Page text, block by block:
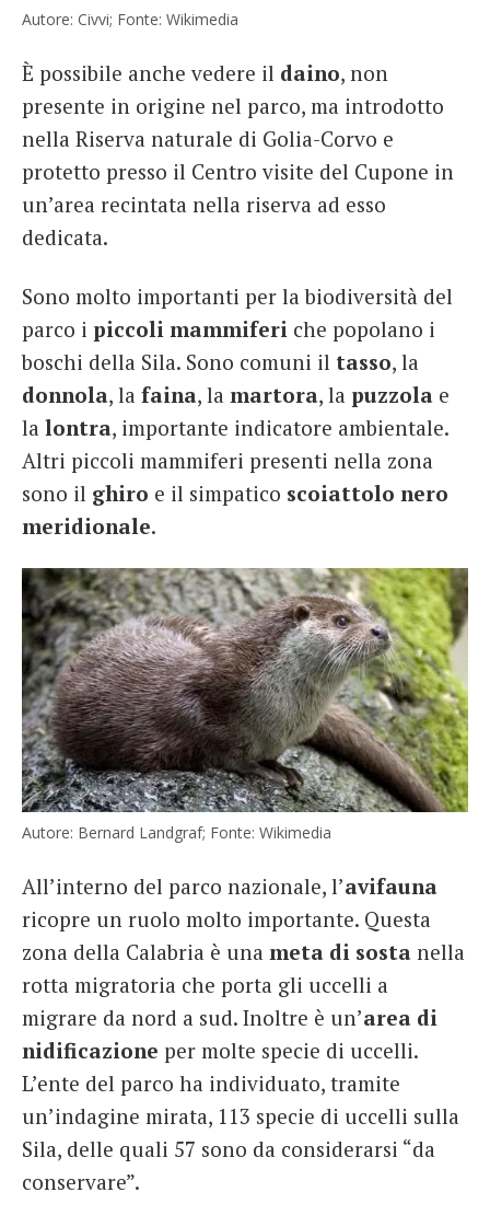
Autore: Civvi; Fonte: Wikimedia
È possibile anche vedere il daino, non
presente in origine nel parco, ma introdotto
nella Riserva naturale di Golia-Corvo e
protetto presso il Centro visite del Cupone in
un’area recintata nella riserva ad esso
dedicata.
Sono molto importanti per la biodiversità del
parco i piccoli mammiferi che popolano i
boschi della Sila. Sono comuni il tasso, la
donnola, la faina, la martora, la puzzola e
la lontra, importante indicatore ambientale.
Altri piccoli mammiferi presenti nella zona
sono il ghiro e il simpatico scoiattolo nero
meridionale.
Autore: Bernard Landgraf; Fonte: Wikimedia
All’interno del parco nazionale, l’avifauna
ricopre un ruolo molto importante. Questa
zona della Calabria è una meta di sosta nella
rotta migratoria che porta gli uccelli a
migrare da nord a sud. Inoltre è un’area di
nidificazione per molte specie di uccelli.
L’ente del parco ha individuato, tramite
un’indagine mirata, 113 specie di uccelli sulla
Sila, delle quali 57 sono da considerarsi “da
conservare”.